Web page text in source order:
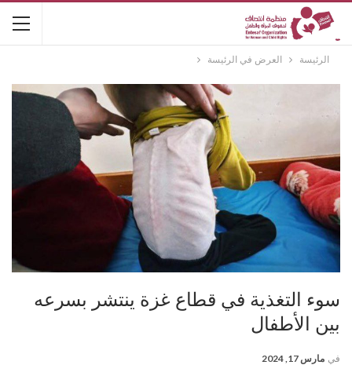
الرئيسة العرض في الرئيسة
سوء التغذية في قطاع غزة ينتشر بسرعه
بين الأطفال
في مارس 17, 2024